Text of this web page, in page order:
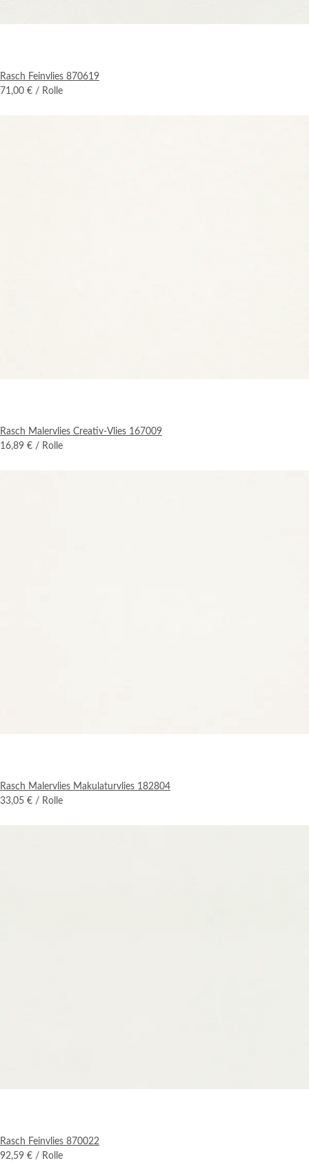
Rasch Feinvlies 870619
71,00 € / Rolle
Rasch Malervlies Creativ-Vlies 167009
16,89 € / Rolle
Rasch Malervlies Makulaturvlies 182804
33,05 € / Rolle
Rasch Feinvlies 870022
92,59 € / Rolle